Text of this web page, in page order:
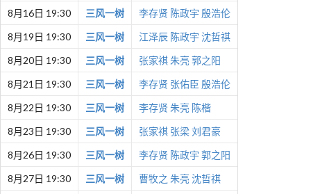
8月16日 19:30
三风一树 李存贤 陈政宇 殷浩伦
8月19日 19:30
三风一树 江泽辰 陈政宇 沈哲祺
8月20日 19:30
三风一树 张家祺朱亮 郭之阳
8月21日 19:30
三风一树 李存贤 张佑臣 殷浩伦
8月22日 19:30
三风一树 李存贤 朱亮 陈楷
8月23日 19:30
三风一树 张家祺 张梁刘君豪
8月26日 19:30
三风一树 李存贤 陈政宇 郭之阳
8月27日 19:30
三风一树 曹牧之 朱亮 沈哲祺